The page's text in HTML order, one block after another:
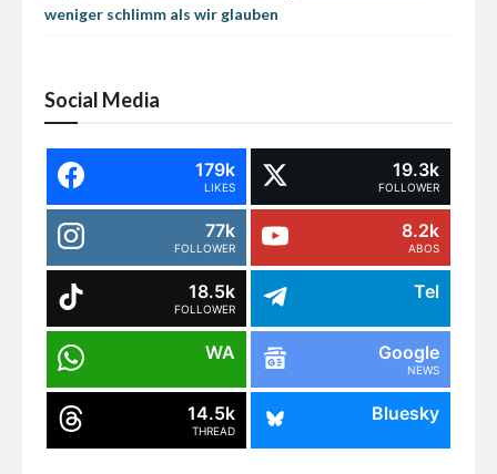
weniger schlimm als wir glauben
Social Media
179k
LIKES
19.3k
FOLLOWER
77k
FOLLOWER
8.2k
ABOS
18.5k
FOLLOWER
Tel
WA Google
NEWS
14.5k
THREAD
Bluesky